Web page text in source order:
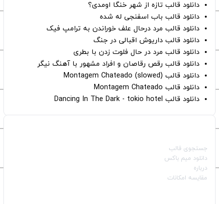
دانلود قالب تازه از شهر خنگا اومدی؟
دانلود قالب باب اسفنجی له شده
دانلود قالب مرد درحال علف خوراندن به ترامپ فیک
دانلود قالب داریوش اقبالی در جنگ
دانلود قالب مرد در حال فلوت زدن با بطری
دانلود قالب رقص رقاصان و افراد مشهور با آهنگ نیگر
دانلود قالب Montagem Chateado (slowed)
دانلود قالب Montagem Chateado
دانلود قالب Dancing In The Dark - tokio hotel
جستجوی قالب
دانلود میم باکس
درباره
مقایسه امکانات